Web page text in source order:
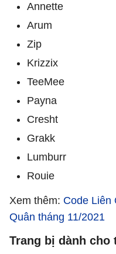
Annette
Arum
Zip
Krizzix
TeeMee
Payna
Cresht
Grakk
Lumburr
Rouie
Xem thêm: Code Liên
Quân tháng 11/2021
Trang bị dành